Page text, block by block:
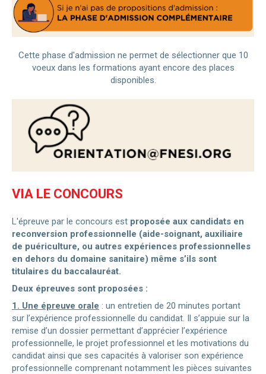
Cette phase d'admission ne permet de sélectionner que 10
voeux dans les formations ayant encore des places
disponibles.
VIA LE CONCOURS
L'épreuve par le concours est proposée aux candidats en
reconversion professionnelle (aide-soignant, auxiliaire
de puériculture, ou autres expériences professionnelles
en dehors du domaine sanitaire) même s’ils sont
titulaires du baccalauréat.
Deux épreuves sont proposées :
1. Une épreuve orale : un entretien de 20 minutes portant
sur l’expérience professionnelle du candidat. Il s’appuie sur la
remise d’un dossier permettant d’apprécier l’expérience
professionnelle, le projet professionnel et les motivations du
candidat ainsi que ses capacités à valoriser son expérience
professionnelle comprenant notamment les pièces suivantes